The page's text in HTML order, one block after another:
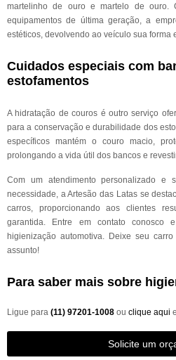
martelinho de ouro e martelo de ouro.
equipamentos de última geração, a
estéticos, devolvendo ao veículo sua forma
Cuidados especiais com
estofamentos
A hidratação de couros é outro serviço
para a conservação e durabilidade dos
específicos mantém o couro macio,
prolongando a vida útil dos bancos e
Com um atendimento personalizado e
necessidade, a Artesão das Latas se
carros, proporcionando aos clientes
garantida. Entre em contato
higienização automotiva. Deixe seu
assunto!
Para saber mais sobre
Ligue para (11) 97201-1008 ou clique aqui
Solicite um